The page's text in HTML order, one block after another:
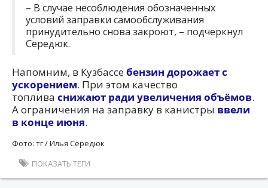
– В случае несоблюдения обозначенных
условий заправки самообслуживания
принудительно снова закроют, – подчеркнул
Середюк.
Напомним, в Кузбассебензин дорожает с
ускорением. При этом качество
топлива снижают ради увеличения объёмов.
А ограничения на заправку в канистры ввели
в конце июня.
Фото: тг / Илья Середюк
ПОКАЗАТЬ ТЕГИ